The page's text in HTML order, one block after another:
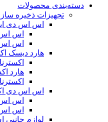
دسته‌بندی محصولات
تجهیزات ذخیره
اس اس دی
اس
اس اس
هارد دیسک
هارد
اس اس دی
اس
اس اس
لوازم